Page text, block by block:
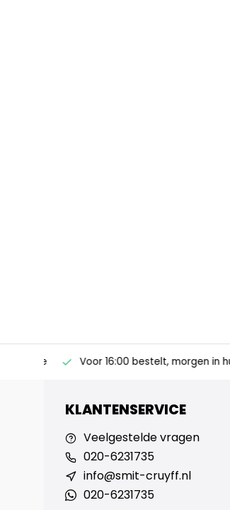
Voor 16:00 bestelt, morgen in huis!
KLANTENSERVICE
Veelgestelde vragen
020-6231735
info@smit-cruyff.nl
020-6231735